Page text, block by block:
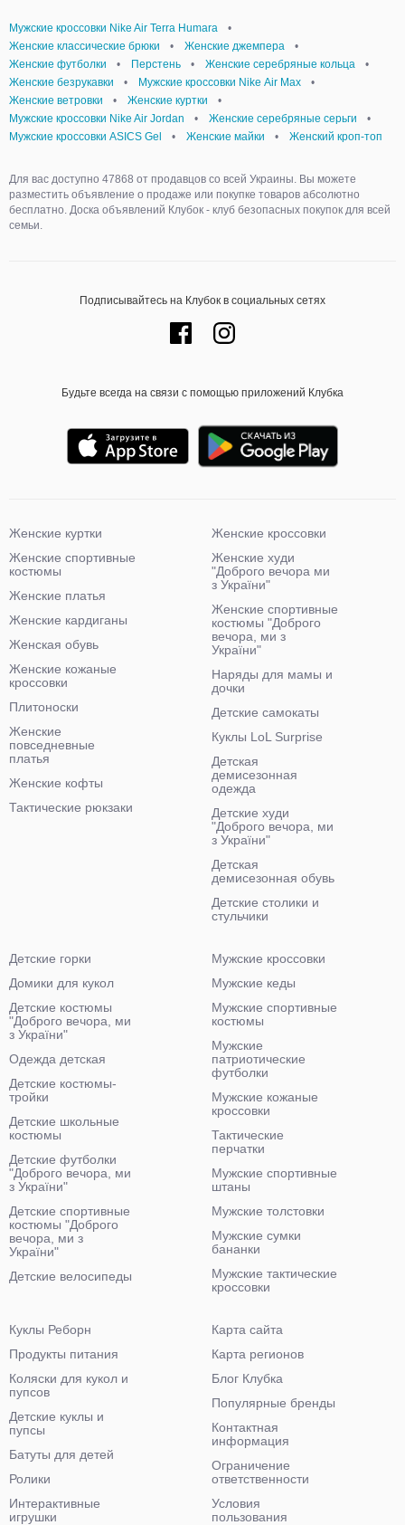
Мужские кроссовки Nike Air Terra Humara
•
Женские классические брюки
• Женские джемпера
•
Женские футболки
• Перстень • Женские серебряные кольца
•
Женские безрукавки
• Мужские кроссовки Nike Аir Мax
•
Женские ветровки
• Женские куртки
•
Мужские кроссовки Nike Air Jordan
• Женские серебряные серьги
•
Мужские кроссовки ASICS Gel
• Женские майки • Женский кроп-топ
Для вас доступно 47868 от продавцов со всей Украины. Вы можете
разместить объявление о продаже или покупке товаров абсолютно
бесплатно. Доска объявлений Клубок - клуб безопасных покупок для всей
семьи.
Подписывайтесь на Клубок в социальных сетях
Будьте всегда на связи с помощью приложений Клубка
Женские куртки
Женские спортивные
костюмы
Женские платья
Женские кардиганы
Женская обувь
Женские кожаные
кроссовки
Плитоноски
Женские
повседневные
платья
Женские кофты
Тактические рюкзаки
Женские кроссовки
Женские худи
"Доброго вечора ми
з України"
Женские спортивные
костюмы "Доброго
вечора, ми з
України"
Наряды для мамы и
дочки
Детские самокаты
Куклы LoL Surprise
Детская
демисезонная
одежда
Детские худи
"Доброго вечора, ми
з України"
Детская
демисезонная обувь
Детские столики и
стульчики
Детские горки
Домики для кукол
Детские костюмы
"Доброго вечора, ми
з України"
Одежда детская
Детские костюмы-
тройки
Детские школьные
костюмы
Детские футболки
"Доброго вечора, ми
з України"
Детские спортивные
костюмы "Доброго
вечора, ми з
України"
Детские велосипеды
Мужские кроссовки
Мужские кеды
Мужские спортивные
костюмы
Мужские
патриотические
футболки
Мужские кожаные
кроссовки
Тактические
перчатки
Мужские спортивные
штаны
Мужские толстовки
Мужские сумки
бананки
Мужские тактические
кроссовки
Куклы Реборн
Продукты питания
Коляски для кукол и
пупсов
Детские куклы и
пупсы
Батуты для детей
Ролики
Интерактивные
игрушки
Карта сайта
Карта регионов
Блог Клубка
Популярные бренды
Контактная
информация
Ограничение
ответственности
Условия
пользования